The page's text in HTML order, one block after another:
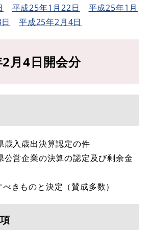
平成25年1月22日
平成25年1月
平成25年2月4日
月4日開会分
歳入歳出決算認定の件
公営企業の決算の認定及び剰余金
きものと決定（賛成多数）